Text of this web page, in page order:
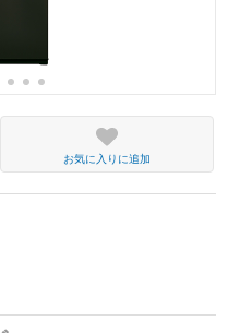
お気に入りに追加